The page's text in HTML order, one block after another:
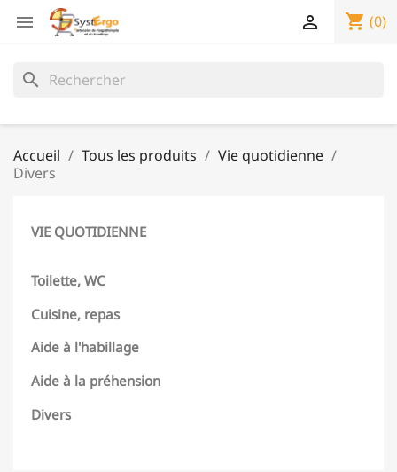
 shopping_cart (0)

search
Accueil Tous les produits
Vie quotidienne
Divers
VIE QUOTIDIENNE
Toilette, WC
Cuisine, repas
Aide à l'habillage
Aide à la préhension
Divers